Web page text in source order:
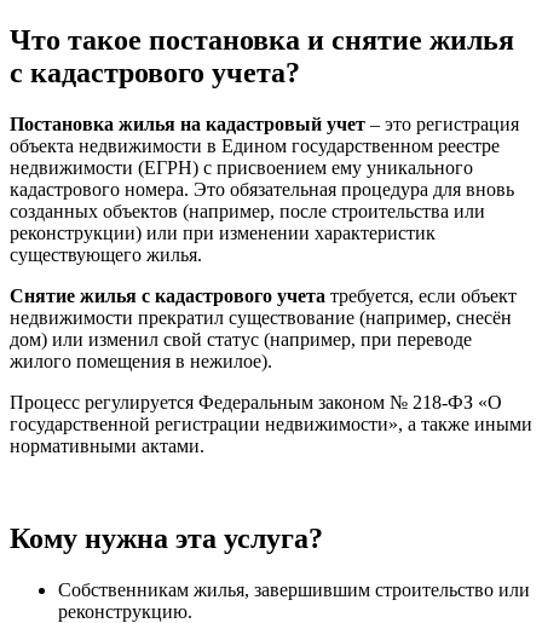
Что такое постановка и снятие жилья
с кадастрового учета?
Постановка жилья на кадастровый учет – это регистрация
объекта недвижимости в Едином государственном реестре
недвижимости (ЕГРН) с присвоением ему уникального
кадастрового номера. Это обязательная процедура для вновь
созданных объектов (например, после строительства или
реконструкции) или при изменении характеристик
существующего жилья.
Снятие жилья с кадастрового учета требуется, если объект
недвижимости прекратил существование (например, снесён
дом) или изменил свой статус (например, при переводе
жилого помещения в нежилое).
Процесс регулируется Федеральным законом № 218-ФЗ «О
государственной регистрации недвижимости», а также иными
нормативными актами.
Кому нужна эта услуга?
Собственникам жилья, завершившим строительство или
реконструкцию.